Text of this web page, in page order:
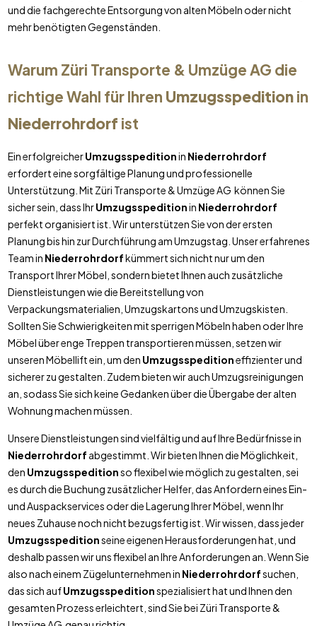
und die fachgerechte Entsorgung von alten Möbeln oder nicht
mehr benötigten Gegenständen.
Warum Züri Transporte & Umzüge AG die
richtige Wahl für Ihren Umzugsspeditionin
Niederrohrdorf ist
Ein erfolgreicherUmzugsspeditionin Niederrohrdorf
erfordert eine sorgfältige Planung und professionelle
Unterstützung. Mit Züri Transporte & Umzüge AG können Sie
sicher sein, dass IhrUmzugsspeditionin Niederrohrdorf
perfekt organisiert ist. Wir unterstützen Sie von der ersten
Planung bis hin zur Durchführung am Umzugstag. Unser erfahrenes
Team in Niederrohrdorfkümmert sich nicht nur um den
Transport Ihrer Möbel, sondern bietet Ihnen auch zusätzliche
Dienstleistungen wie die Bereitstellung von
Verpackungsmaterialien, Umzugskartons und Umzugskisten.
Sollten Sie Schwierigkeiten mit sperrigen Möbeln haben oder Ihre
Möbel über enge Treppen transportieren müssen, setzen wir
unseren Möbellift ein, um den Umzugsspeditioneffizienter und
sicherer zu gestalten. Zudem bieten wir auch Umzugsreinigungen
an, sodass Sie sich keine Gedanken über die Übergabe der alten
Wohnung machen müssen.
Unsere Dienstleistungen sind vielfältig und auf Ihre Bedürfnisse in
Niederrohrdorf abgestimmt. Wir bieten Ihnen die Möglichkeit,
den Umzugsspeditionso flexibel wie möglich zu gestalten, sei
es durch die Buchung zusätzlicher Helfer, das Anfordern eines Ein-
und Auspackservices oder die Lagerung Ihrer Möbel, wenn Ihr
neues Zuhause noch nicht bezugsfertig ist. Wir wissen, dass jeder
Umzugsspeditionseine eigenen Herausforderungen hat, und
deshalb passen wir uns flexibel an Ihre Anforderungen an. Wenn Sie
also nach einem Zügelunternehmen in Niederrohrdorfsuchen,
das sich aufUmzugsspeditionspezialisiert hat und Ihnen den
gesamten Prozess erleichtert, sind Sie bei Züri Transporte &